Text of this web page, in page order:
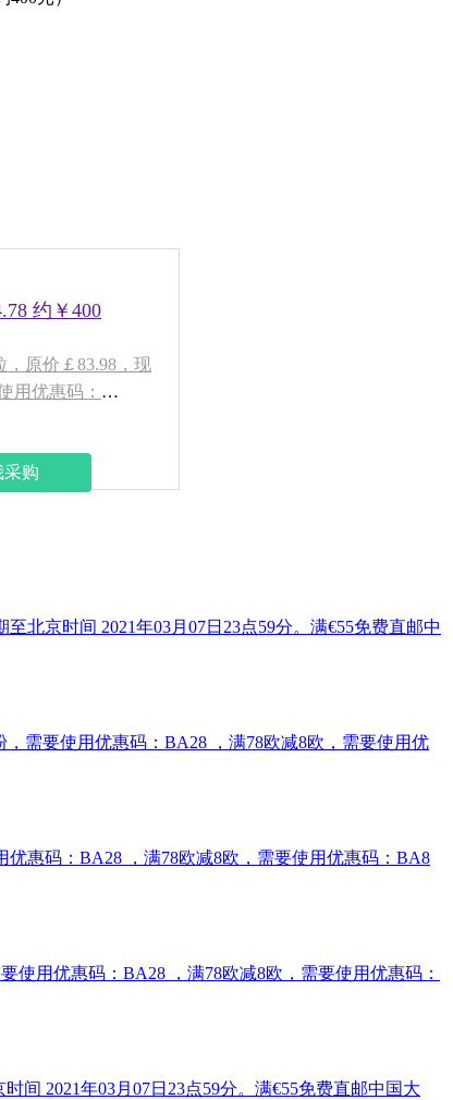
约￥400
，原价￡83.98，现
用优惠码：
采购
北京时间 2021年03月07日23点59分。满€55免费直邮中
，需要使用优惠码：BA28 ，满78欧减8欧，需要使用优
优惠码：BA28 ，满78欧减8欧，需要使用优惠码：BA8
使用优惠码：BA28 ，满78欧减8欧，需要使用优惠码：
间 2021年03月07日23点59分。满€55免费直邮中国大